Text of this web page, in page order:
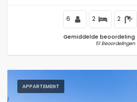
6 2 2
Gemiddelde beoordeling
51 Beoordelingen
APPARTEMENT